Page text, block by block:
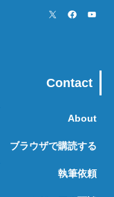
Contact
About
ブラウザで購読する
執筆依頼